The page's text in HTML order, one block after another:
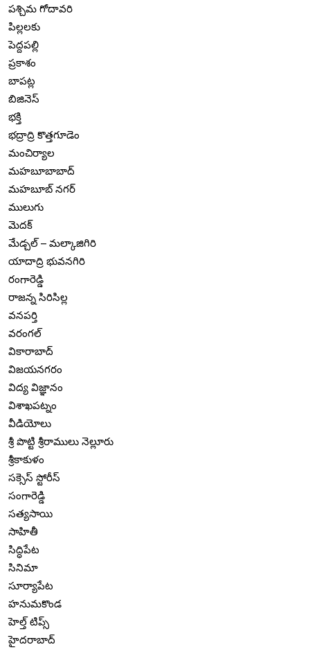
పశ్చిమ గోదావరి
పిల్లలకు
పెద్దపల్లి
ప్రకాశం
బాపట్ల
బిజినెస్
భక్తి
భద్రాద్రి కొత్తగూడెం
మంచిర్యాల
మహబూబాబాద్
మహబూబ్ నగర్
ములుగు
మెదక్
మేడ్చల్ – మల్కాజిగిరి
యాదాద్రి భువనగిరి
రంగారెడ్డి
రాజన్న సిరిసిల్ల
వనపర్తి
వరంగల్
వికారాబాద్
విజయనగరం
విద్య విజ్ఞానం
విశాఖపట్నం
వీడియోలు
శ్రీ పొట్టి శ్రీరాములు నెల్లూరు
శ్రీకాకుళం
సక్సెస్ స్టోరీస్
సంగారెడ్డి
సత్యసాయి
సాహితీ
సిద్ధిపేట
సినిమా
సూర్యాపేట
హనుమకొండ
హెల్త్ టిప్స్
హైదరాబాద్